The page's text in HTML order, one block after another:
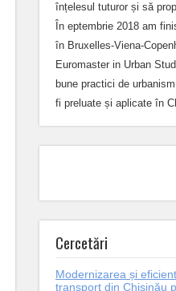
înțelesul tuturor și să
În eptembrie 2018 am
în Bruxelles-Viena-
Euromaster in Urban
bune practici de
fi preluate și aplicate în
Cercetări
Modernizarea și
transport din Chișinău